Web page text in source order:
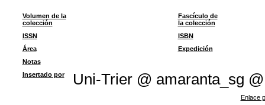
Volumen de la
colección
Fascículo de
la colección
ISSN
ISBN
Área
Expedición
Notas
Insertado por
Uni-Trier @ amaranta_sg @
Enlace